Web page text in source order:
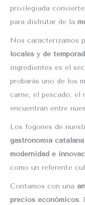
privilegiada
para disfrutar de la
Nos caracterizamos
locales y de
ingredientes es el
probarás uno de los
carne, el pescado, el
encuentran entre
Los fogones de
gastronomía catalana
modernidad e
como un referente
Contamos con una
precios económicos.